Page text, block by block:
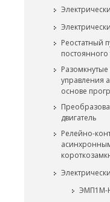
Реостатный
постоянного
Разомкнутые
управления
основе
двигатель
Релейно-
ЭМП1М-